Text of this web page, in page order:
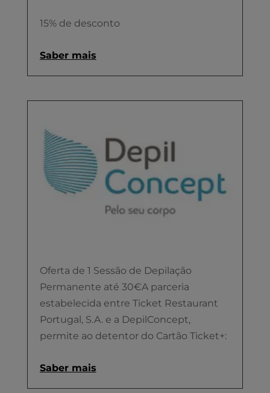
15% de desconto
Saber mais
Oferta de 1 Sessão de Depilação
Permanente até 30€A parceria
estabelecida entre Ticket Restaurant
Portugal, S.A. e a DepilConcept,
permite ao detentor do Cartão Ticket+:
Saber mais